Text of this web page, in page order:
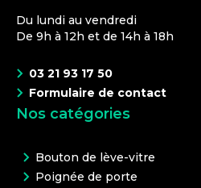
Du lundi au vendredi
De 9h à 12h et de 14h à 18h
03 21 93 17 50
Formulaire de contact
Nos catégories
Bouton de lève-vitre
Poignée de porte